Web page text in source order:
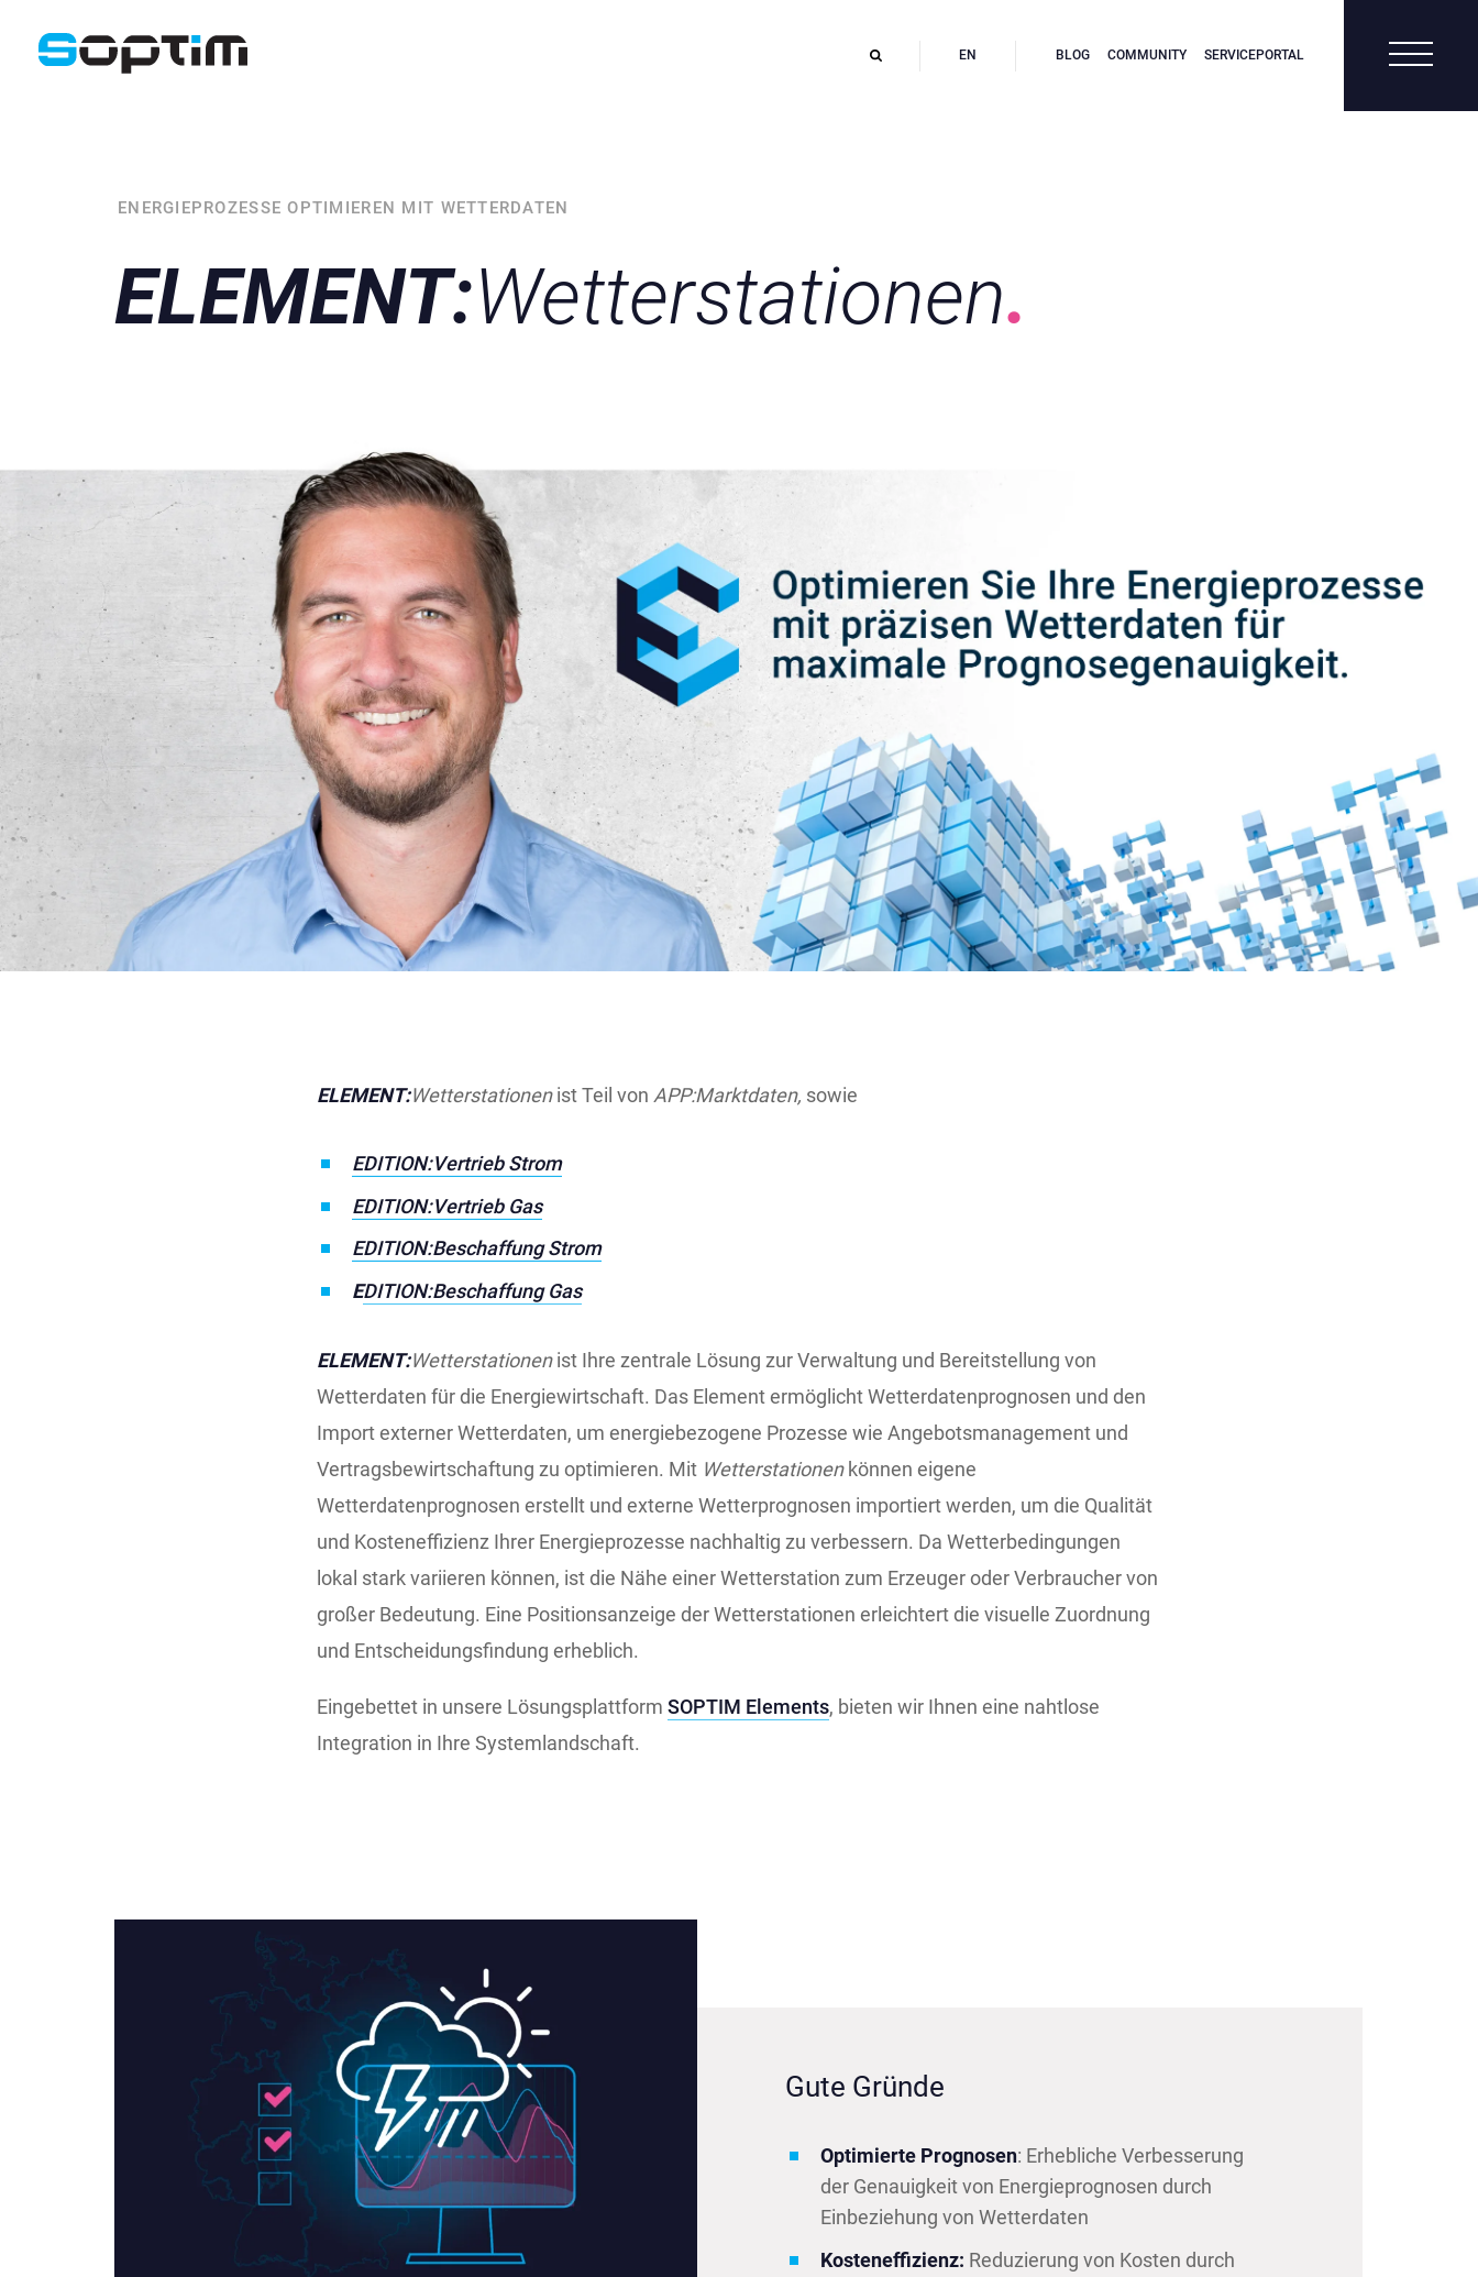
EN BLOG COMMUNITY SERVICEPORTAL
ENERGIEPROZESSE OPTIMIEREN MIT WETTERDATEN
ELEMENT:Wetterstationen
ELEMENT:Wetterstationenist Teil von APP:Marktdaten, sowie
EDITION:Vertrieb Strom
EDITION:Vertrieb Gas
EDITION:Beschaffung Strom
EDITION:Beschaffung Gas
ELEMENT:Wetterstationenist Ihre zentrale Lösung zur Verwaltung und Bereitstellung von
Wetterdaten für die Energiewirtschaft. Das Element ermöglicht Wetterdatenprognosen und den
Import externer Wetterdaten, um energiebezogene Prozesse wie Angebotsmanagement und
Vertragsbewirtschaftung zu optimieren. Mit Wetterstationenkönnen eigene
Wetterdatenprognosen erstellt und externe Wetterprognosen importiert werden, um die Qualität
und Kosteneffizienz Ihrer Energieprozesse nachhaltig zu verbessern. Da Wetterbedingungen
lokal stark variieren können, ist die Nähe einer Wetterstation zum Erzeuger oder Verbraucher von
großer Bedeutung. Eine Positionsanzeige der Wetterstationen erleichtert die visuelle Zuordnung
und Entscheidungsfindung erheblich.
Eingebettet in unsere Lösungsplattform SOPTIM Elements, bieten wir Ihnen eine nahtlose
Integration in Ihre Systemlandschaft.
Gute Gründe
Optimierte Prognosen: Erhebliche Verbesserung
der Genauigkeit von Energieprognosen durch
Einbeziehung von Wetterdaten
Kosteneffizienz: Reduzierung von Kosten durch